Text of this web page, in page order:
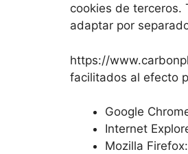
cookies de terceros.
adaptar por
https://
facilitados al efecto
Google
Internet
Mozilla Firefox: